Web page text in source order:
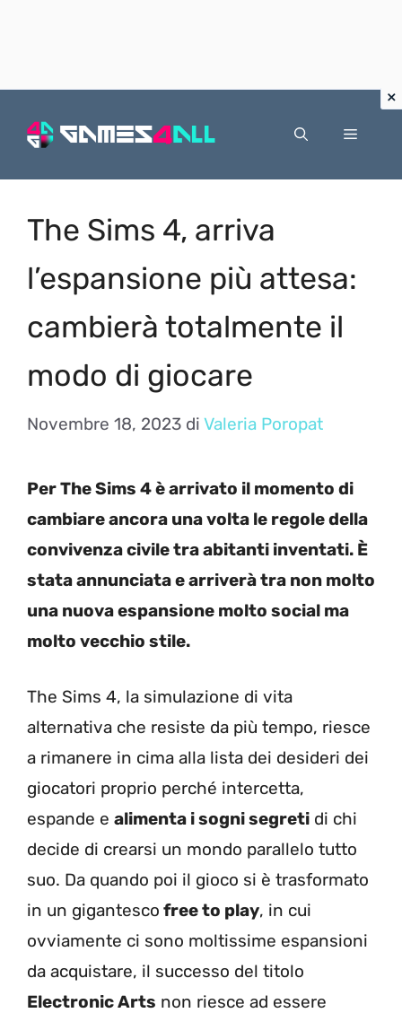
Menu
The Sims 4, arriva
l’espansione più attesa:
cambierà totalmente il
modo di giocare
Novembre 18, 2023 di Valeria Poropat
Per The Sims 4 è arrivato il momento di
cambiare ancora una volta le regole della
convivenza civile tra abitanti inventati. È
stata annunciata e arriverà tra non molto
una nuova espansione molto social ma
molto vecchio stile.
The Sims 4, la simulazione di vita
alternativa che resiste da più tempo, riesce
a rimanere in cima alla lista dei desideri dei
giocatori proprio perché intercetta,
espande e alimenta i sogni segreti di chi
decide di crearsi un mondo parallelo tutto
suo. Da quando poi il gioco si è trasformato
in un gigantesco free to play, in cui
ovviamente ci sono moltissime espansioni
da acquistare, il successo del titolo
Electronic Arts non riesce ad essere